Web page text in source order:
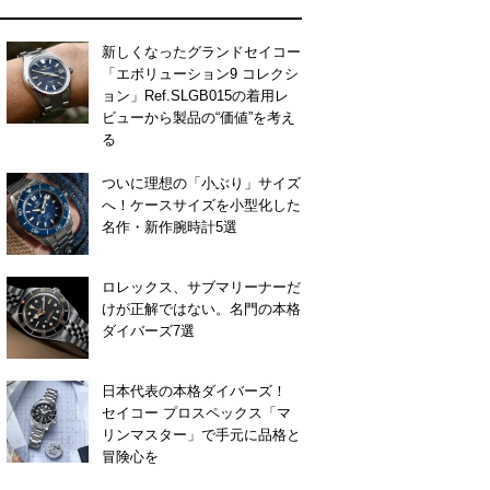
新しくなったグランドセイコー
「エボリューション9 コレクシ
ョン」Ref.SLGB015の着用レ
ビューから製品の“価値”を考え
る
ついに理想の「小ぶり」サイズ
へ！ケースサイズを小型化した
名作・新作腕時計5選
ロレックス、サブマリーナーだ
けが正解ではない。名門の本格
ダイバーズ7選
日本代表の本格ダイバーズ！
セイコー プロスペックス「マ
リンマスター」で手元に品格と
冒険心を